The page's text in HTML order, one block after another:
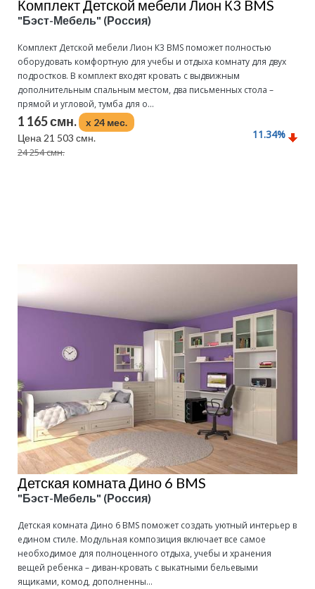
Комплект Детской мебели Лион К3 BMS
"Бэст-Мебель" (Россия)
Комплект Детской мебели Лион К3 BMS поможет полностью
оборудовать комфортную для учебы и отдыха комнату для двух
подростков. В комплект входят кровать с выдвижным
дополнительным спальным местом, два письменных стола –
прямой и угловой, тумба для о...
1 165 смн.
x 24 мес.
Цена 21 503 смн.
24 254 смн.
11.34%
Детская комната Дино 6 BMS
"Бэст-Мебель" (Россия)
Детская комната Дино 6 BMS поможет создать уютный интерьер в
едином стиле. Модульная композиция включает все самое
необходимое для полноценного отдыха, учебы и хранения
вещей ребенка – диван-кровать с выкатными бельевыми
ящиками, комод, дополненны...